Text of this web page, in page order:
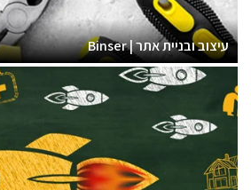
עיצוב ובניית אתר | Binser